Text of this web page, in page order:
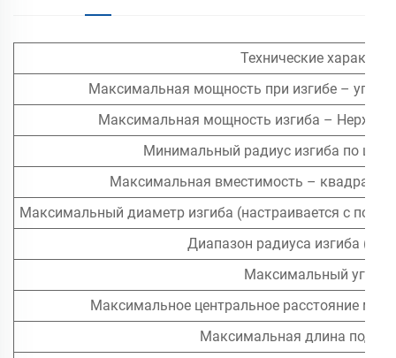
Технические
Максимальная мощность при изгибе –
Максимальная мощность изгиба –
Минимальный радиус изгиба по
Максимальная вместимость –
Максимальный диаметр изгиба (настраивается с
Диапазон радиуса изгиба
Максимальный угол
Максимальное центральное расстояние
Максимальная длина